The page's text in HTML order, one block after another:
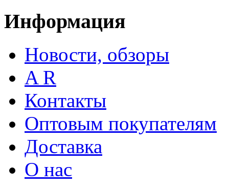
Информация
Новости, обзоры
A R
Контакты
Оптовым покупателям
Доставка
О нас